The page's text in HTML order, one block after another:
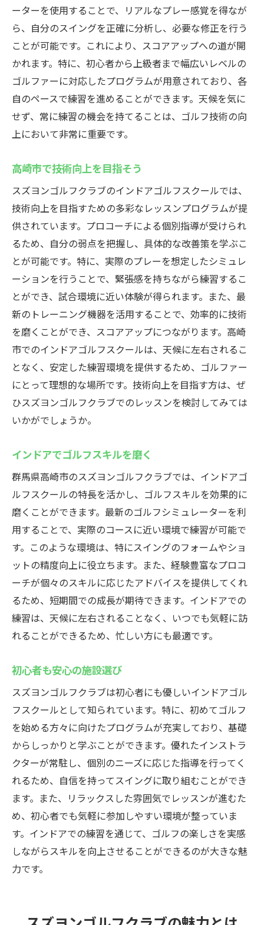
最新ゴルフシミュレーター体験を高崎市で
最新技術でリアルなゴルフ体験
シミュレーターで天候を気にせず
高崎市で最先端のゴルフを楽しむ
スズヨンのシミュレーターの魅力
最新設備でスキルを向上
リアルな体験で技術を磨く
スクールで効率よくスキルアップ
インドアで基礎から学ぶ
高崎市での技術向上を目指す
充実したカリキュラムで上達
プロの指導で確かな技術を
スクールでの成果を実感
快適なスズヨンインドアゴルフの楽しみ方
快適な環境でゴルフを満喫
スズヨンの施設を活用しよう
インドアでも広がるゴルフの楽しさ
高崎市で快適にゴルフ練習
施設をフル活用して技術向上
快適な練習環境でゴルフを楽しむ
ーターを使用することで、リアルなプレー感覚を得なが
ら、自分のスイングを正確に分析し、必要な修正を行う
ことが可能です。これにより、スコアアップへの道が開
かれます。特に、初心者から上級者まで幅広いレベルの
ゴルファーに対応したプログラムが用意されており、各
自のペースで練習を進めることができます。天候を気に
せず、常に練習の機会を持てることは、ゴルフ技術の向
上において非常に重要です。
高崎市で技術向上を目指そう
スズヨンゴルフクラブのインドアゴルフスクールでは、
技術向上を目指すための多彩なレッスンプログラムが提
供されています。プロコーチによる個別指導が受けられ
るため、自分の弱点を把握し、具体的な改善策を学ぶこ
とが可能です。特に、実際のプレーを想定したシミュレ
ーションを行うことで、緊張感を持ちながら練習するこ
とができ、試合環境に近い体験が得られます。また、最
新のトレーニング機器を活用することで、効率的に技術
を磨くことができ、スコアアップにつながります。高崎
市でのインドアゴルフスクールは、天候に左右されるこ
となく、安定した練習環境を提供するため、ゴルファー
にとって理想的な場所です。技術向上を目指す方は、ぜ
ひスズヨンゴルフクラブでのレッスンを検討してみては
いかがでしょうか。
インドアでゴルフスキルを磨く
群馬県高崎市のスズヨンゴルフクラブでは、インドアゴ
ルフスクールの特長を活かし、ゴルフスキルを効果的に
磨くことができます。最新のゴルフシミュレーターを利
用することで、実際のコースに近い環境で練習が可能で
す。このような環境は、特にスイングのフォームやショ
ットの精度向上に役立ちます。また、経験豊富なプロコ
ーチが個々のスキルに応じたアドバイスを提供してくれ
るため、短期間での成長が期待できます。インドアでの
練習は、天候に左右されることなく、いつでも気軽に訪
れることができるため、忙しい方にも最適です。
初心者も安心の施設選び
スズヨンゴルフクラブは初心者にも優しいインドアゴル
フスクールとして知られています。特に、初めてゴルフ
を始める方々に向けたプログラムが充実しており、基礎
からしっかりと学ぶことができます。優れたインストラ
クターが常駐し、個別のニーズに応じた指導を行ってく
れるため、自信を持ってスイングに取り組むことができ
ます。また、リラックスした雰囲気でレッスンが進むた
め、初心者でも気軽に参加しやすい環境が整っていま
す。インドアでの練習を通じて、ゴルフの楽しさを実感
しながらスキルを向上させることができるのが大きな魅
力です。